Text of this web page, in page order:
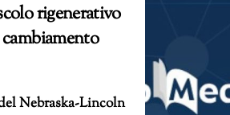
rigenerativo
Nebraska-Lincoln